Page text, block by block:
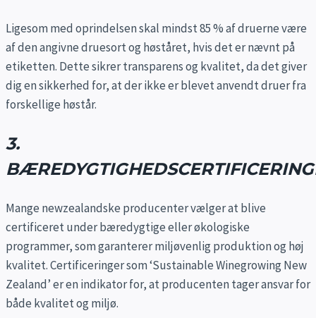
Ligesom med oprindelsen skal mindst 85 % af druerne være
af den angivne druesort og høståret, hvis det er nævnt på
etiketten. Dette sikrer transparens og kvalitet, da det giver
dig en sikkerhed for, at der ikke er blevet anvendt druer fra
forskellige høstår.
3.
Mange newzealandske producenter vælger at blive
certificeret under bæredygtige eller økologiske
programmer, som garanterer miljøvenlig produktion og høj
kvalitet. Certificeringer som ‘Sustainable Winegrowing New
Zealand’ er en indikator for, at producenten tager ansvar for
både kvalitet og miljø.